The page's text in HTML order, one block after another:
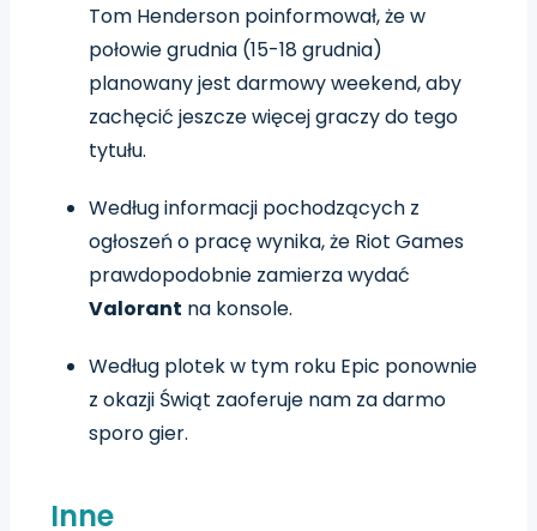
Tom Henderson poinformował, że w
połowie grudnia (15-18 grudnia)
planowany jest darmowy weekend, aby
zachęcić jeszcze więcej graczy do tego
tytułu.
Według informacji pochodzących z
ogłoszeń o pracę wynika, że Riot Games
prawdopodobnie zamierza wydać
Valorant na konsole.
Według plotek w tym roku Epic ponownie
z okazji Świąt zaoferuje nam za darmo
sporo gier.
Inne